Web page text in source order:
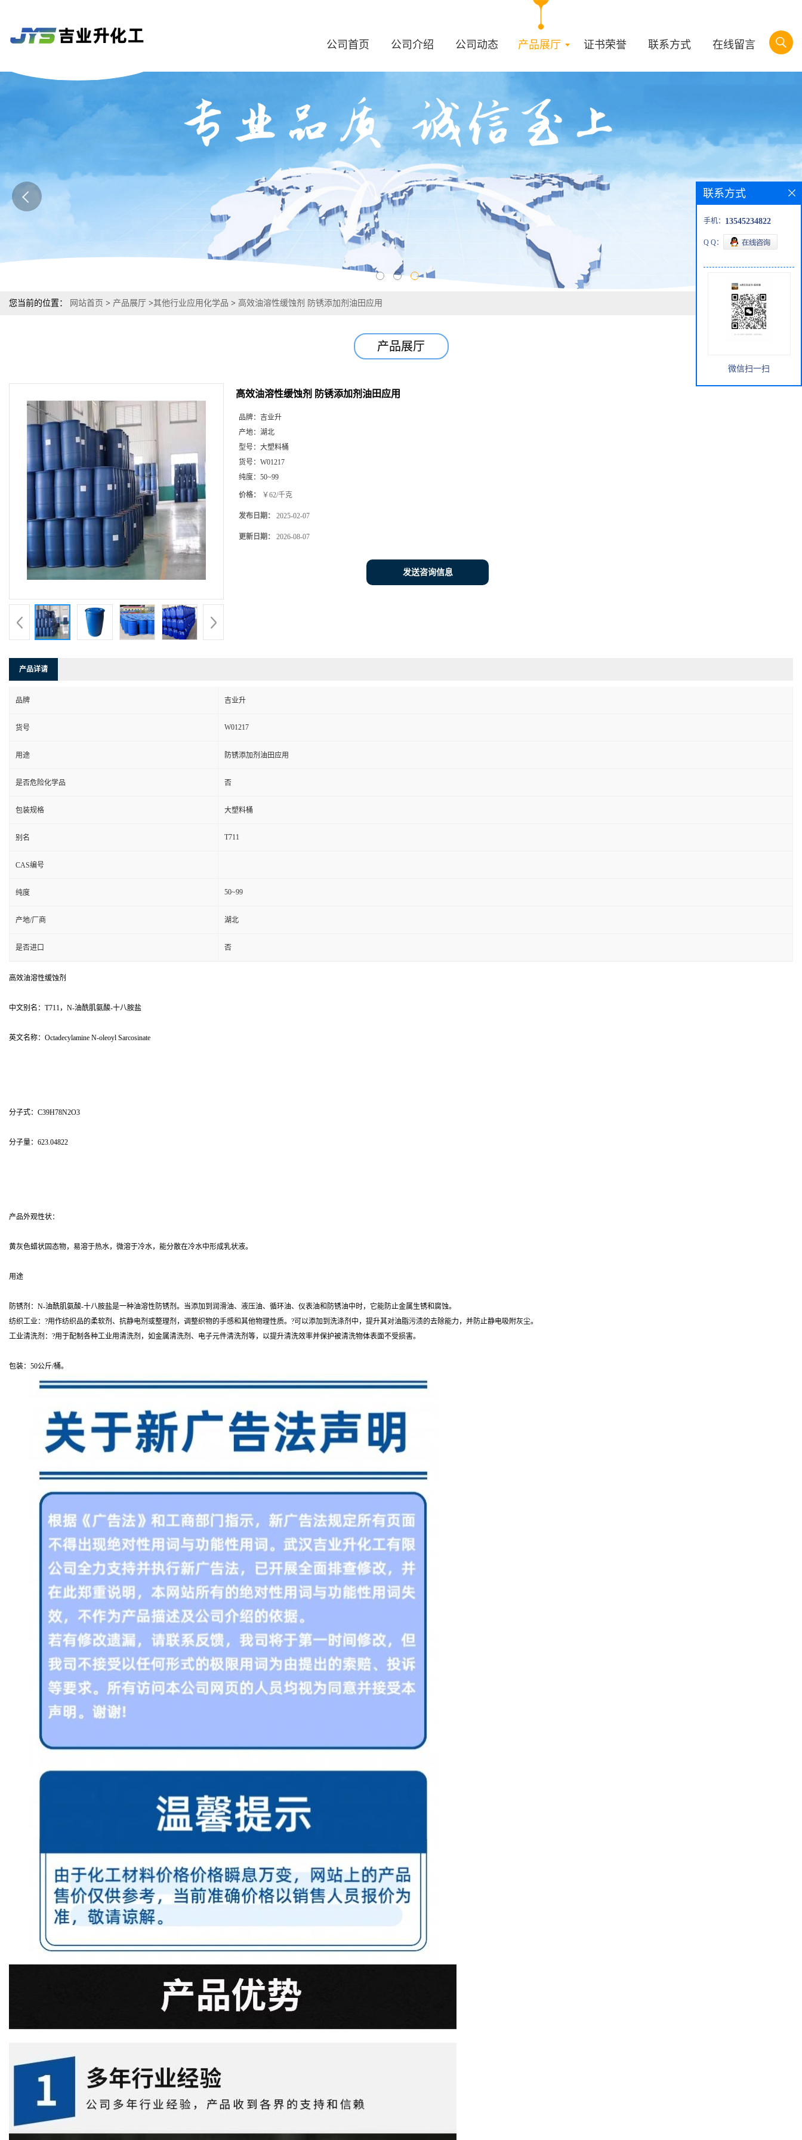
公司首页 公司介绍 公司动态 产品展厅 证书荣誉 联系方式 在线留言
您当前的位置： 网站首页 > 产品展厅 >其他行业应用化学品 > 高效油溶性缓蚀剂 防锈添加剂油田应用
产品展厅
高效油溶性缓蚀剂 防锈添加剂油田应用
品牌： 吉业升
产地： 湖北
型号： 大塑料桶
货号： W01217
纯度： 50~99
价格： ￥62/千克
发布日期： 2025-02-07
更新日期： 2026-08-07
发送咨询信息
产品详请
品牌 吉业升
货号 W01217
用途 防锈添加剂油田应用
是否危险化学品 否
包装规格 大塑料桶
别名 T711
CAS编号
纯度 50~99
产地/厂商 湖北
是否进口 否
高效油溶性缓蚀剂
中文别名：T711，N-油酰肌氨酸-十八胺盐
英文名称：Octadecylamine N-oleoyl Sarcosinate
分子式：C39H78N2O3
分子量：623.04822
产品外观性状：
黄灰色蜡状固态物，易溶于热水，微溶于冷水，能分散在冷水中形成乳状液。
用途
防锈剂：N-油酰肌氨酸-十八胺盐是一种油溶性防锈剂。当添加到润滑油、液压油、循环油、仪表油和防锈油中时，它能防止金属生锈和腐蚀。
纺织工业：?用作纺织品的柔软剂、抗静电剂或整理剂，调整织物的手感和其他物理性质。?可以添加到洗涤剂中，提升其对油脂污渍的去除能力，并防止静电吸附灰尘。
工业清洗剂：?用于配制各种工业用清洗剂，如金属清洗剂、电子元件清洗剂等，以提升清洗效率并保护被清洗物体表面不受损害。
包装：50公斤/桶。
联系方式
手机： 13545234822
Q Q：
微信扫一扫